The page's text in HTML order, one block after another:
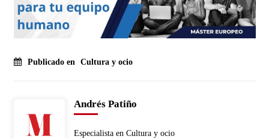
Publicado en Cultura y ocio
Andrés Patiño
Especialista en Cultura y ocio